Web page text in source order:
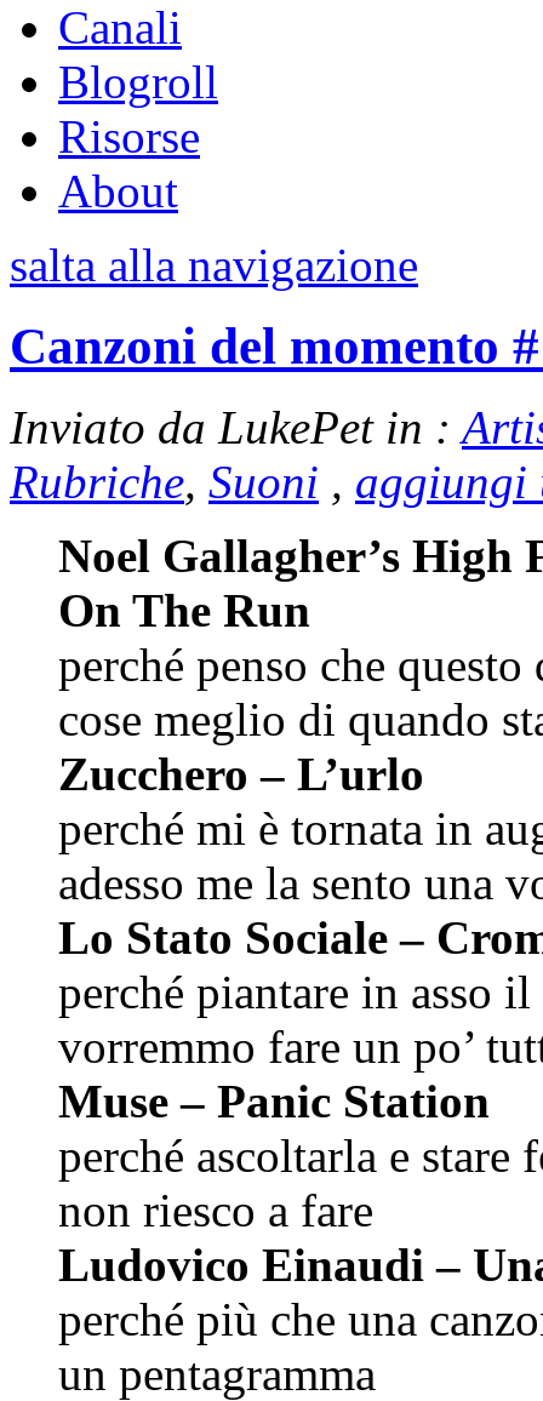
Canali
Blogroll
Risorse
About
salta alla navigazione
Canzoni del momento
Inviato da LukePet in :
Rubriche, Suoni , aggiungi
Noel Gallagher’s High
On The Run
perché penso che
cose meglio di quando
Zucchero – L’urlo
perché mi è tornata in
adesso me la sento una
Lo Stato Sociale –
perché piantare in asso
vorremmo fare un po’
Muse – Panic Station
perché ascoltarla e stare
non riesco a fare
Ludovico Einaudi –
perché più che una
un pentagramma